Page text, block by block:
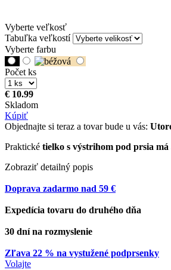
Vyberte veľkosť
Tabuľka veľkostí
Vyberte farbu
Počet ks
€ 10.99
Skladom
Kúpiť
Objednajte si teraz a tovar bude u vás:
Praktické tielko s výstrihom pod prsia
Zobraziť detailný popis
Doprava zadarmo nad 59 €
Expedícia tovaru do druhého dňa
30 dní na rozmyslenie
Zľava 22 % na vystužené podprsenky
Volajte